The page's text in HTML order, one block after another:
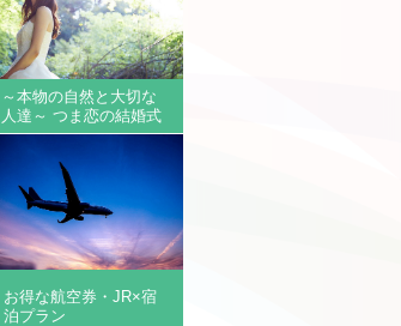
～本物の自然と大切な
人達～ つま恋の結婚式
お得な航空券・JR×宿
泊プラン